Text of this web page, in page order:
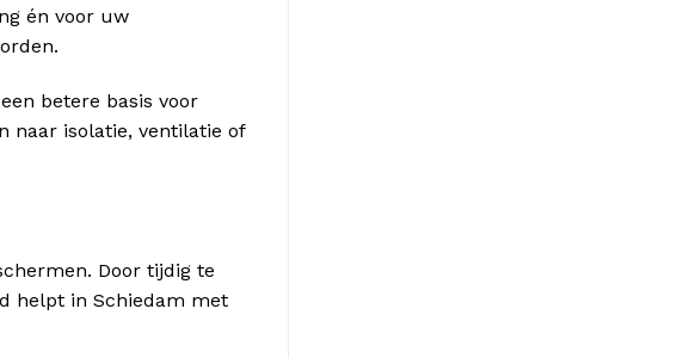
én voor uw
betere basis voor
naar isolatie, ventilatie of
Door tijdig te
helpt in Schiedam met